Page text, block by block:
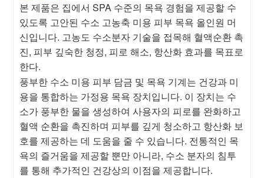
본 제품은 집에서 SPA 수준의 목욕 경험을 제공할 수
있도록 고안된 수소 고농축 미용 피부 목욕 올인원 머
신입니다. 고농도 수소분자 기술을 접목해 혈액순환 촉
진, 피부 깊숙한 청정, 피로 해소, 항산화 효과를 목표로
한다.
풍부한 수소 미용 피부 담금 및 목욕 기계는 건강과 미
용을 통합하는 가정용 목욕 장치입니다. 이 장치는 수
소가 풍부한 물을 생성하여 사용자의 피로를 완화하고
혈액 순환을 촉진하며 피부를 깊게 청소하고 항산화 보
호를 제공하는 데 도움을 줄 수 있습니다. 전통적인 목
욕의 즐거움을 제공할 뿐만 아니라, 수소 분자의 침투
를 통해 추가적인 건강상의 이점을 제공합니다.